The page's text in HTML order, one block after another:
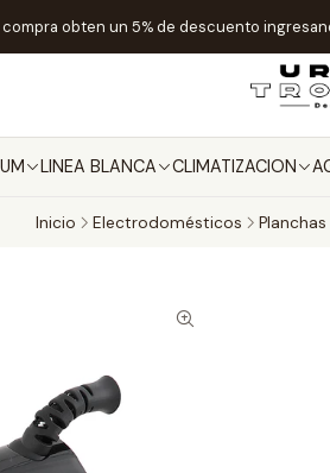
LINEA BLANCA CLIMATIZACION
obten un 5% de descuento
Inicio Electrodomésticos Planchas